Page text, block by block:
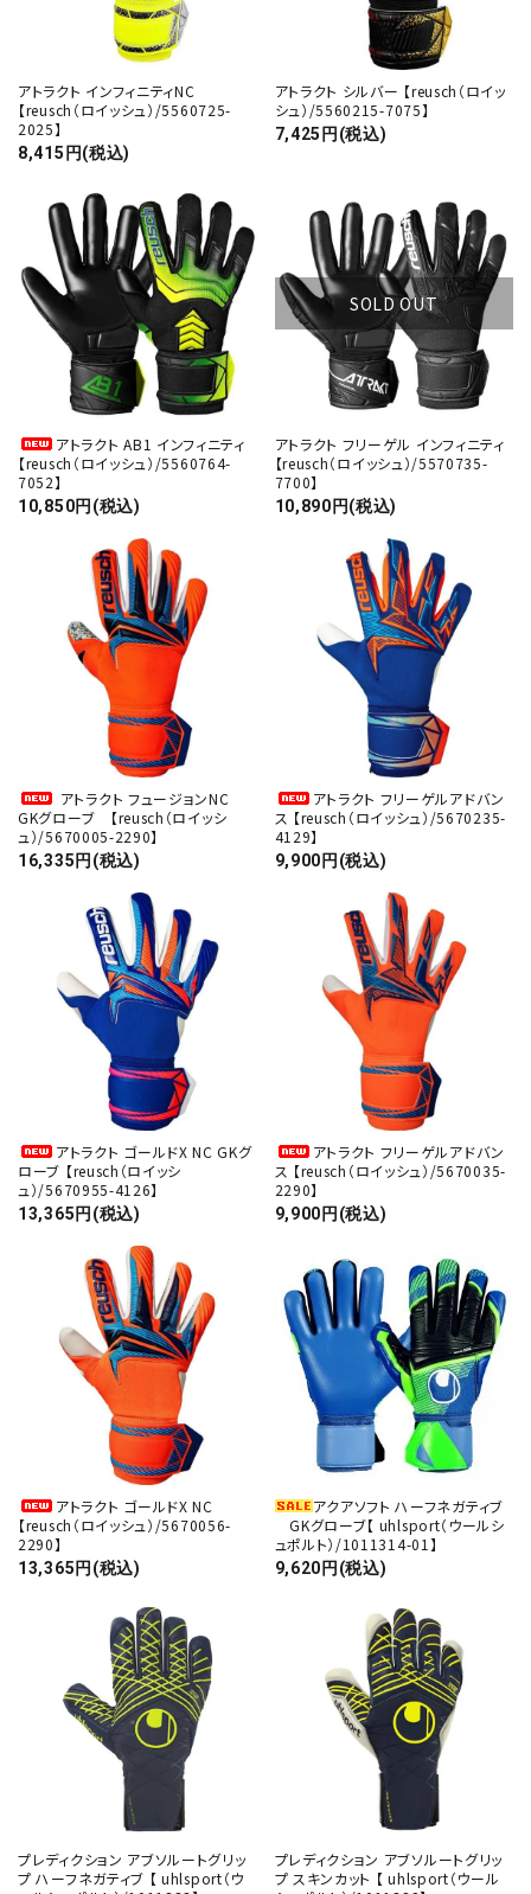
アトラクト インフィニティNC
【reusch（ロイッシュ）/5560725-
2025】
8,415円(税込)
アトラクト シルバー 【reusch（ロイッ
シュ）/5560215-7075】
7,425円(税込)
アトラクト AB1 インフィニティ
【reusch（ロイッシュ）/5560764-
7052】
10,850円(税込)
SOLD OUT
アトラクト フリーゲル インフィニティ
【reusch（ロイッシュ）/5570735-
7700】
10,890円(税込)
アトラクト フュージョンNC
GKグローブ 【reusch（ロイッシ
ュ）/5670005-2290】
16,335円(税込)
アトラクト フリーゲルアドバン
ス 【reusch（ロイッシュ）/5670235-
4129】
9,900円(税込)
アトラクト ゴールドX NC GKグ
ローブ 【reusch（ロイッシ
ュ）/5670955-4126】
13,365円(税込)
アトラクト フリーゲルアドバン
ス 【reusch（ロイッシュ）/5670035-
2290】
9,900円(税込)
アトラクト ゴールドX NC
【reusch（ロイッシュ）/5670056-
2290】
13,365円(税込)
アクアソフト ハーフネガティブ
GKグローブ【 uhlsport（ウールシ
ュポルト）/1011314-01】
9,620円(税込)
プレディクション アブソルートグリッ
プ ハーフネガティブ 【 uhlsport（ウ
プレディクション アブソルートグリッ
プ スキンカット 【 uhlsport（ウール
キーワード